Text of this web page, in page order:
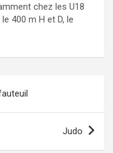
chez les U18
400 m H et D, le
Judo